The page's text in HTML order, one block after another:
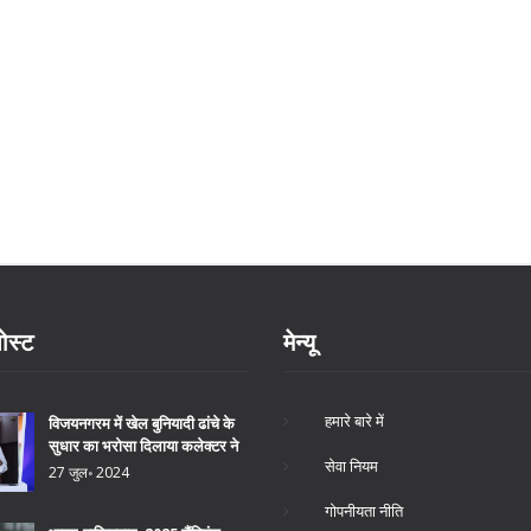
विजयनगरम में खेल बुनियादी ढांचे के
सुधार का भरोसा दिलाया कलेक्टर ने
27 जुल॰ 2024
मेन्यू
हमारे बारे में
सेवा नियम
गोपनीयता नीति